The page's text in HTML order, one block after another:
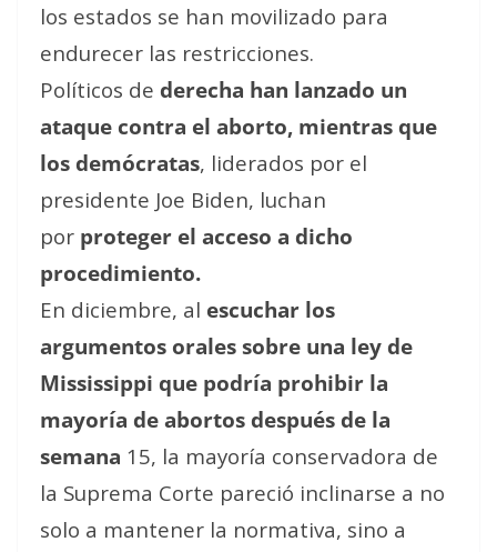
los estados se han movilizado para
endurecer las restricciones.
Políticos de derecha han lanzado un
ataque contra el aborto, mientras que
los demócratas, liderados por el
presidente Joe Biden, luchan
por proteger el acceso a dicho
procedimiento.
En diciembre, al escuchar los
argumentos orales sobre una ley de
Mississippi que podría prohibir la
mayoría de abortos después de la
semana 15, la mayoría conservadora de
la Suprema Corte pareció inclinarse a no
solo a mantener la normativa, sino a